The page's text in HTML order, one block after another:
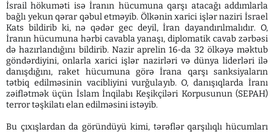
İsrail hökuməti isə İranın hücumuna qarşı atacağı addımlarla
bağlı yekun qərar qəbul etməyib. Ölkənin xarici işlər naziri İsrael
Kats bildirib ki, nə qədər gec deyil, İran dayandırılmalıdır. O,
İranın hücumuna hərbi cavabla yanaşı, diplomatik cavab zərbəsi
də hazırlandığını bildirib. Nazir aprelin 16-da 32 ölkəyə məktub
göndərdiyini, onlarla xarici işlər nazirləri və dünya liderləri ilə
danışdığını, raket hücumuna görə İrana qarşı sanksiyaların
tətbiq edilməsinin vacibliyini vurğulayıb. O, danışıqlarda İranı
zəiflətmək üçün İslam İnqilabı Keşikçiləri Korpusunun (SEPAH)
terror təşkilatı elan edilməsini istəyib.
Bu çıxışlardan da göründüyü kimi, tərəflər qarşılıqlı hücumları